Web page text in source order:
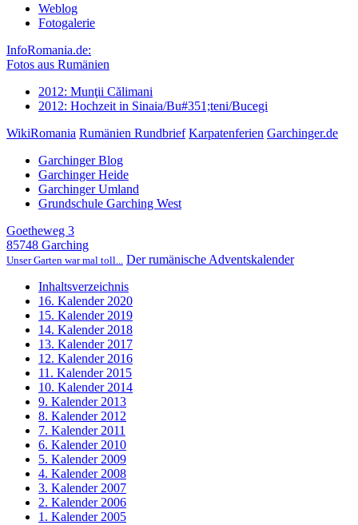
Weblog
Fotogalerie
InfoRomania.de:
Fotos aus Rumänien
2012: Munţii Călimani
2012: Hochzeit in Sinaia/Bu#351;teni/Bucegi
WikiRomania Rumänien Rundbrief Karpatenferien Garchinger.de
Garchinger Blog
Garchinger Heide
Garchinger Umland
Grundschule Garching West
Goetheweg 3
85748 Garching
Unser Garten war mal toll... Der rumänische Adventskalender
Inhaltsverzeichnis
16. Kalender 2020
15. Kalender 2019
14. Kalender 2018
13. Kalender 2017
12. Kalender 2016
11. Kalender 2015
10. Kalender 2014
9. Kalender 2013
8. Kalender 2012
7. Kalender 2011
6. Kalender 2010
5. Kalender 2009
4. Kalender 2008
3. Kalender 2007
2. Kalender 2006
1. Kalender 2005